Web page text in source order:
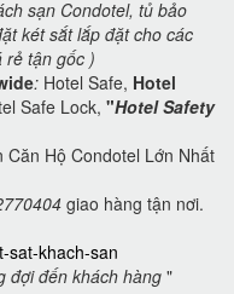
sạn Condotel, tủ bảo
két sắt lắp đặt cho các
rẻ tận gốc )
: Hotel Safe, Hotel
Safe Lock, "Hotel Safety
Căn Hộ Condotel Lớn Nhất
giao hàng tận nơi.
sat-khach-san
đợi đến khách hàng "